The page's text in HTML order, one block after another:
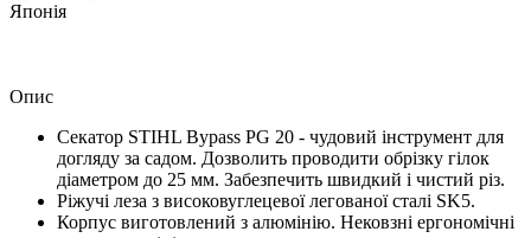
Японія
Опис
Секатор STIHL Bypass PG 20 - чудовий інструмент для
догляду за садом. Дозволить проводити обрізку гілок
діаметром до 25 мм. Забезпечить швидкий і чистий різ.
Ріжучі леза з високовуглецевої легованої сталі SK5.
Корпус виготовлений з алюмінію. Нековзні ергономічні